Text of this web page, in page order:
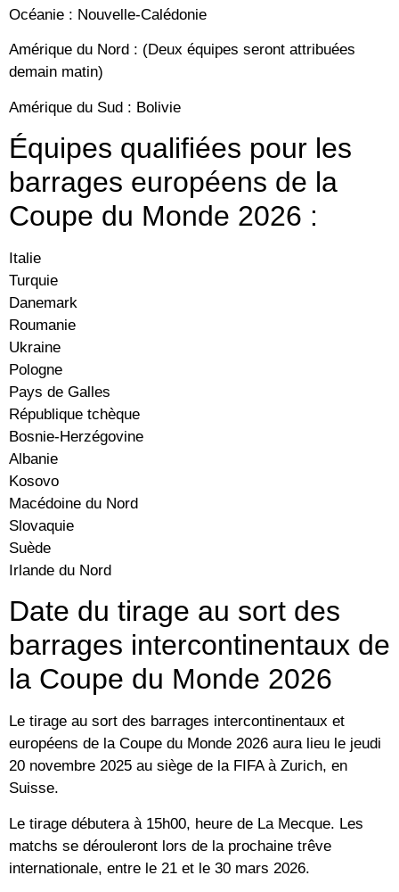
Océanie : Nouvelle-Calédonie
Amérique du Nord : (Deux équipes seront attribuées
demain matin)
Amérique du Sud : Bolivie
Équipes qualifiées pour les
barrages européens de la
Coupe du Monde 2026 :
Italie
Turquie
Danemark
Roumanie
Ukraine
Pologne
Pays de Galles
République tchèque
Bosnie-Herzégovine
Albanie
Kosovo
Macédoine du Nord
Slovaquie
Suède
Irlande du Nord
Date du tirage au sort des
barrages intercontinentaux de
la Coupe du Monde 2026
Le tirage au sort des barrages intercontinentaux et
européens de la Coupe du Monde 2026 aura lieu le jeudi
20 novembre 2025 au siège de la FIFA à Zurich, en
Suisse.
Le tirage débutera à 15h00, heure de La Mecque. Les
matchs se dérouleront lors de la prochaine trêve
internationale, entre le 21 et le 30 mars 2026.